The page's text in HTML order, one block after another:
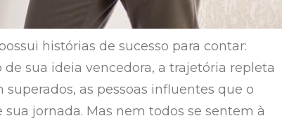
histórias de sucesso para contar:
sua ideia vencedora, a trajetória repleta
superados, as pessoas influentes que o
jornada. Mas nem todos se sentem à